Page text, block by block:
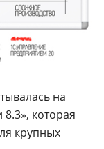
на
которая
крупных